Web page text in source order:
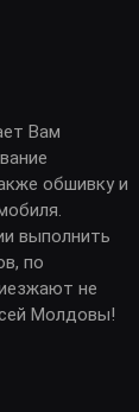
Вам
обшивку и
выполнить
по
не
Молдовы!